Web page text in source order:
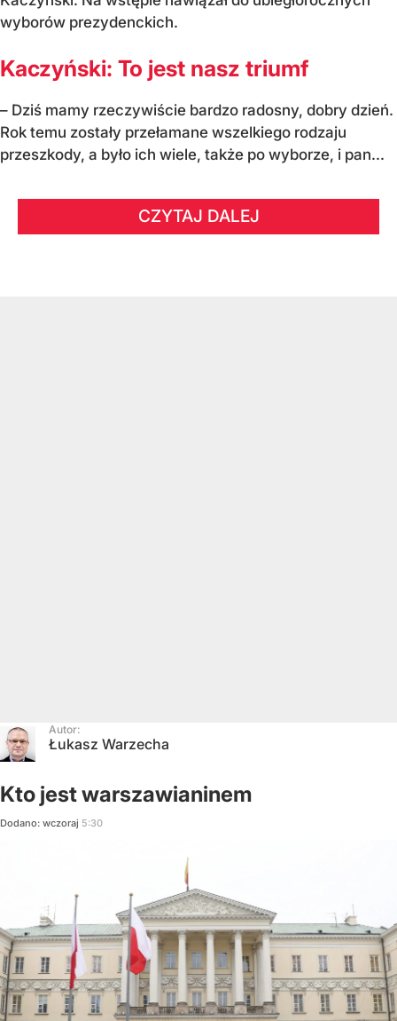
wyborów prezydenckich.
Kaczyński: To jest nasz triumf
– Dziś mamy rzeczywiście bardzo radosny, dobry dzień.
Rok temu zostały przełamane wszelkiego rodzaju
przeszkody, a było ich wiele, także po wyborze, i pan...
CZYTAJ DALEJ
Autor:
Łukasz Warzecha
Kto jest warszawianinem
Dodano: wczoraj 5:30